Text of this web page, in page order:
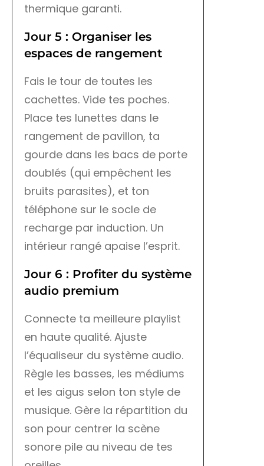
thermique garanti.
Jour 5 : Organiser les
espaces de rangement
Fais le tour de toutes les
cachettes. Vide tes poches.
Place tes lunettes dans le
rangement de pavillon, ta
gourde dans les bacs de porte
doublés (qui empêchent les
bruits parasites), et ton
téléphone sur le socle de
recharge par induction. Un
intérieur rangé apaise l’esprit.
Jour 6 : Profiter du système
audio premium
Connecte ta meilleure playlist
en haute qualité. Ajuste
l’équaliseur du système audio.
Règle les basses, les médiums
et les aigus selon ton style de
musique. Gère la répartition du
son pour centrer la scène
sonore pile au niveau de tes